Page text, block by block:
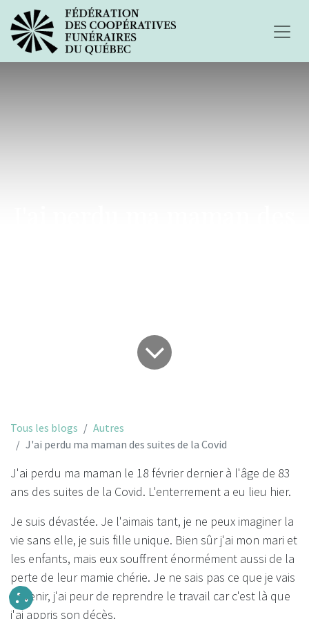
Tous les blogs
Autres
J'ai perdu ma maman des suites de la Covid
J'ai perdu ma maman le 18 février dernier à l'âge de 83
ans des suites de la Covid. L'enterrement a eu lieu hier.
Je suis dévastée. Je l'aimais tant, je ne peux imaginer la
vie sans elle, je suis fille unique. Bien sûr j'ai mon mari et
les enfants, mais eux souffrent énormément aussi de la
perte de leur mamie chérie. Je ne sais pas ce que je vais
devenir, j'ai peur de reprendre le travail car c'est là que
j'ai appris son décès.